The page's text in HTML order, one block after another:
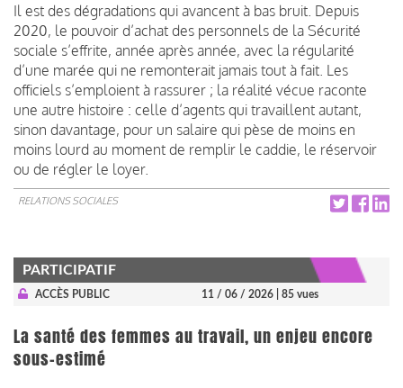
Il est des dégradations qui avancent à bas bruit. Depuis
2020, le pouvoir d’achat des personnels de la Sécurité
sociale s’effrite, année après année, avec la régularité
d’une marée qui ne remonterait jamais tout à fait. Les
officiels s’emploient à rassurer ; la réalité vécue raconte
une autre histoire : celle d’agents qui travaillent autant,
sinon davantage, pour un salaire qui pèse de moins en
moins lourd au moment de remplir le caddie, le réservoir
ou de régler le loyer.
RELATIONS SOCIALES
PARTICIPATIF
ACCÈS PUBLIC 11 / 06 / 2026 | 85 vues
La santé des femmes au travail, un enjeu encore
sous-estimé